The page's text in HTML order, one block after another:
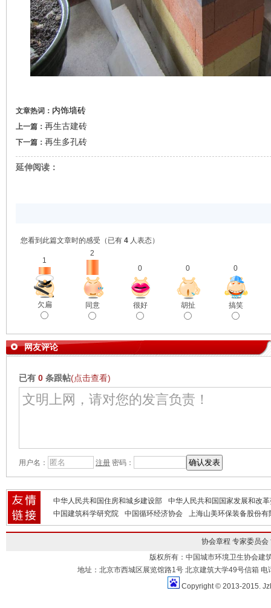
文章热词： 内饰墙砖
上一篇： 再生古建砖
下一篇： 再生多孔砖
延伸阅读：
您看到此篇文章时的感受 （已有 4 人表态）
1
欠扁
2
同意
0
很好
0
胡扯
0
搞笑
网友评论
已有 0 条跟帖(点击查看)
用户名： 注册 密码：
中华人民共和国住房和城乡建设部
中华人民共和国国家发展和改
中国建筑科学研究院
中国循环经济协会 上海山美环保装备股份有
协会章程 专家委员会
版权所有：中国城市环境卫生协会建
地址：北京市西城区展览馆路1号 北京建筑大学49号信箱
Copyright © 2013-2015.